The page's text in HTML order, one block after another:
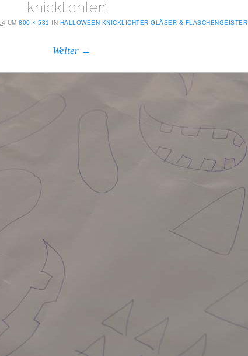
knicklichter1
UM800 × 531 IN HALLOWEEN KNICKLICHTER GLÄSER & FLASCHENGEISTER
Weiter →